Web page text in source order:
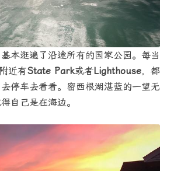
本逛遍了沿途所有的国家公园。每当
近有State Park或者Lighthouse，都
停车去看看。密西根湖湛蓝的一望无
自己是在海边。